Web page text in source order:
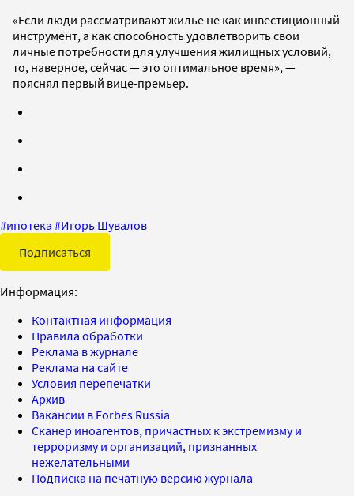
«Если люди рассматривают жилье не как инвестиционный
инструмент, а как способность удовлетворить свои
личные потребности для улучшения жилищных условий,
то, наверное, сейчас — это оптимальное время», —
пояснял первый вице-премьер.
#ипотека #Игорь Шувалов
Подписаться
Информация:
Контактная информация
Правила обработки
Реклама в журнале
Реклама на сайте
Условия перепечатки
Архив
Вакансии в Forbes Russia
Сканер иноагентов, причастных к экстремизму и
терроризму и организаций, признанных
нежелательными
Подписка на печатную версию журнала